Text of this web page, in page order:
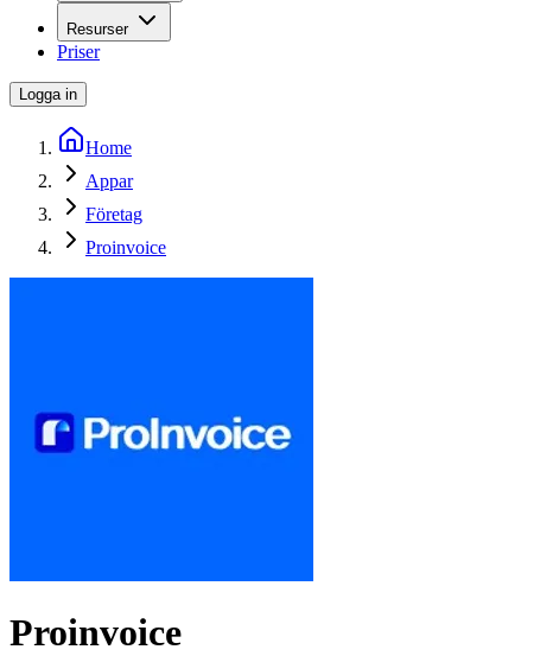
Resurser
Priser
Logga in
Home
Appar
Företag
Proinvoice
Proinvoice